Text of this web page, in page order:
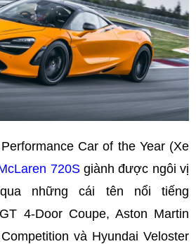
Car of the Year (Xe
720Sgiành được ngôi vị
những cái tên nổi tiếng
4-Door Coupe, Aston Martin
và Hyundai Veloster